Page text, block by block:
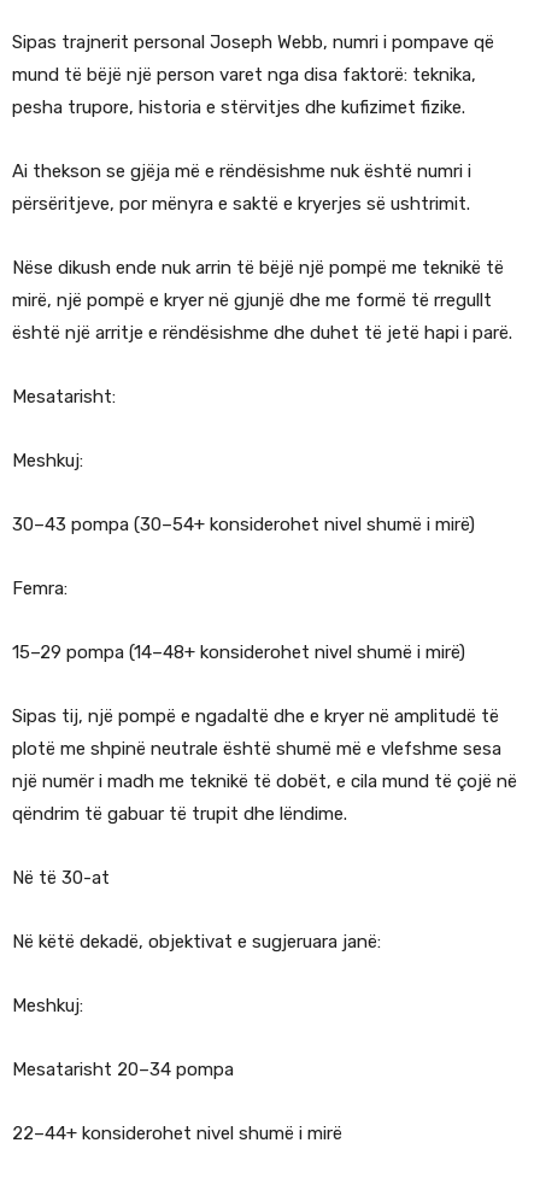
Sipas trajnerit personal Joseph Webb, numri i pompave që
mund të bëjë një person varet nga disa faktorë: teknika,
pesha trupore, historia e stërvitjes dhe kufizimet fizike.
Ai thekson se gjëja më e rëndësishme nuk është numri i
përsëritjeve, por mënyra e saktë e kryerjes së ushtrimit.
Nëse dikush ende nuk arrin të bëjë një pompë me teknikë të
mirë, një pompë e kryer në gjunjë dhe me formë të rregullt
është një arritje e rëndësishme dhe duhet të jetë hapi i parë.
Mesatarisht:
Meshkuj:
30–43 pompa (30–54+ konsiderohet nivel shumë i mirë)
Femra:
15–29 pompa (14–48+ konsiderohet nivel shumë i mirë)
Sipas tij, një pompë e ngadaltë dhe e kryer në amplitudë të
plotë me shpinë neutrale është shumë më e vlefshme sesa
një numër i madh me teknikë të dobët, e cila mund të çojë në
qëndrim të gabuar të trupit dhe lëndime.
Në të 30-at
Në këtë dekadë, objektivat e sugjeruara janë:
Meshkuj:
Mesatarisht 20–34 pompa
22–44+ konsiderohet nivel shumë i mirë